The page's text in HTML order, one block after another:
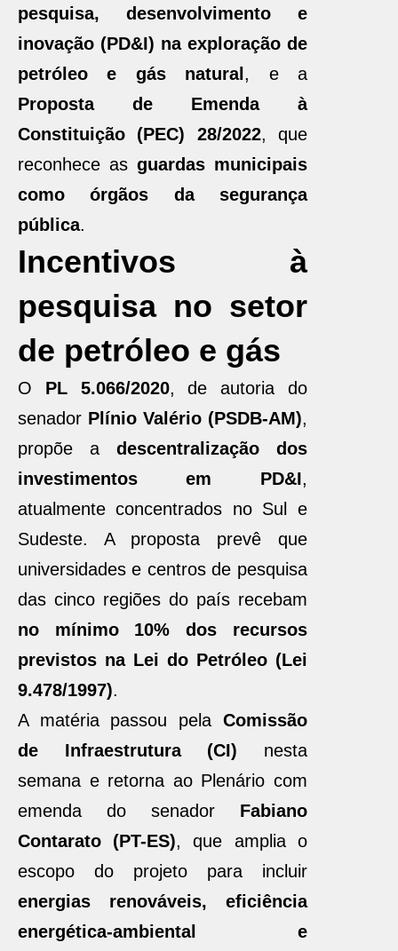
pesquisa, desenvolvimento e
inovação (PD&I) na exploração de
petróleo e gás natural , e a
Proposta de Emenda à
Constituição (PEC) 28/2022, que
reconhece as guardas municipais
como órgãos da segurança
pública.
Incentivos à
pesquisa no setor
de petróleo e gás
O PL 5.066/2020, de autoria do
senador Plínio Valério (PSDB-AM),
propõe a descentralização dos
investimentos em PD&I,
atualmente concentrados no Sul e
Sudeste. A proposta prevê que
universidades e centros de pesquisa
das cinco regiões do país recebam
no mínimo 10% dos recursos
previstos na Lei do Petróleo (Lei
9.478/1997).
A matéria passou pela Comissão
de Infraestrutura (CI) nesta
semana e retorna ao Plenário com
emenda do senador Fabiano
Contarato (PT-ES), que amplia o
escopo do projeto para incluir
energias renováveis, eficiência
energética-ambiental e